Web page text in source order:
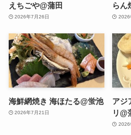
えちごや@蒲田
2026年7月26日
らん
2026
海鮮網焼き 海ほたる@蛍池
2026年7月21日
アジ
リ@
2026